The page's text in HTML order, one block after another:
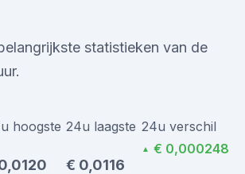
statistieken van de
hoogste 24u laagste
€ 0,0116
24u verschil
▲ € 0,000248